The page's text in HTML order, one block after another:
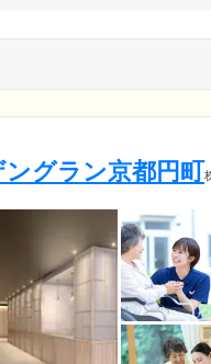
ングラン京都円町